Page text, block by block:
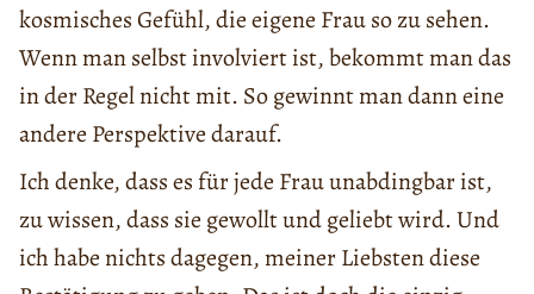
kosmisches Gefühl, die eigene Frau so zu sehen.
Wenn man selbst involviert ist, bekommt man das
in der Regel nicht mit. So gewinnt man dann eine
andere Perspektive darauf.
Ich denke, dass es für jede Frau unabdingbar ist,
zu wissen, dass sie gewollt und geliebt wird. Und
ich habe nichts dagegen, meiner Liebsten diese